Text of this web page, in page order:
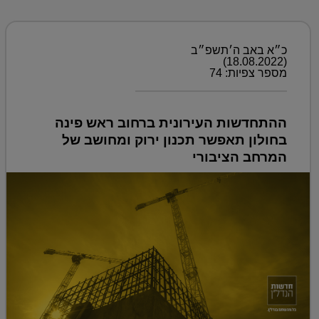
כ״א באב ה׳תשפ״ב
(18.08.2022)
מספר צפיות: 74
ההתחדשות העירונית ברחוב ראש פינה
בחולון תאפשר תכנון ירוק ומחושב של
המרחב הציבורי